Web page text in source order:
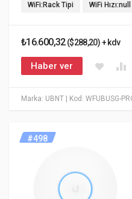
Marka: UBNT | Kod: WFUBUSG-
WiFi:Rack Tipi WiFi Hızı:null
₺16.600,32($288,20) + kdv
Haber ver
#498